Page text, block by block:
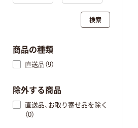
検索
商品の種類
直送品（9）
除外する商品
直送品、お取り寄せ品を除く
（0）